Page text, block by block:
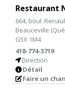
Restaurant
664, boul.
Beauceville (
G5X 1M4
418-774-3719
Direction
Détail
Faire un